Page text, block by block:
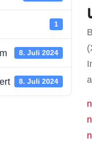
1
8. Juli 2024
8. Juli 2024